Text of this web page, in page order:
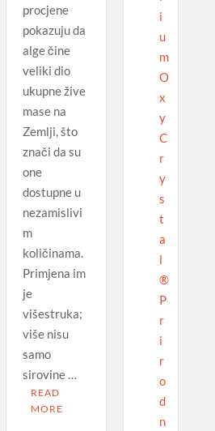
procjene
pokazuju da
alge čine
veliki dio
ukupne žive
mase na
Zemlji, što
znači da su
one
dostupne u
nezamislivi
m
količinama.
Primjena im
je
višestruka;
više nisu
samo
sirovine …
READ
MORE
i
u
m
O
x
y
C
r
y
s
t
a
l
®
P
r
i
r
o
d
n